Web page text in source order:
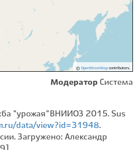
© OpenStreetMapcontributors.
Модератор Система
"урожая" ВНИИОЗ 2015. Sus
data/view?id=31948.
Загружено: Александр